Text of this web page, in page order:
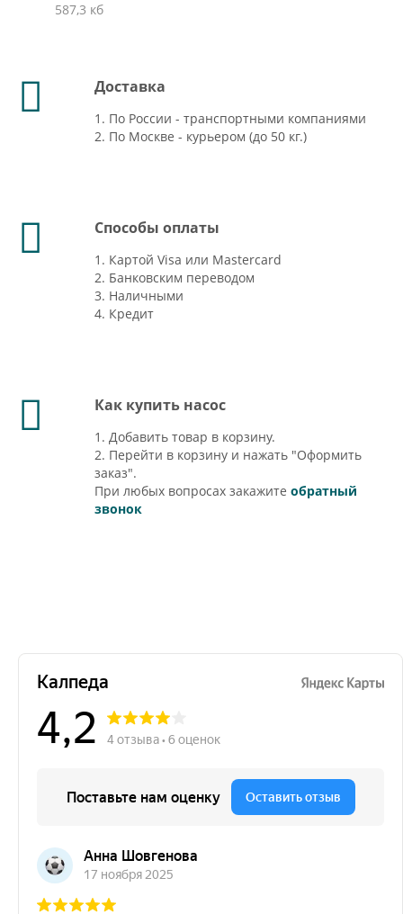
587,3 кб
Доставка
1. По России - транспортными компаниями
2. По Москве - курьером (до 50 кг.)
Способы оплаты
1. Картой Visa или Mastercard
2. Банковским переводом
3. Наличными
4. Кредит
Как купить насос
1. Добавить товар в корзину.
2. Перейти в корзину и нажать "Оформить
заказ".
При любых вопросах закажите обратный
звонок